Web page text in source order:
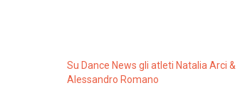
Su Dance News gli atleti Natalia Arci &
Alessandro Romano